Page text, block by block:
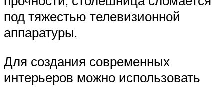
под тяжестью телевизионной
аппаратуры.
Для создания современных
интерьеров можно использовать